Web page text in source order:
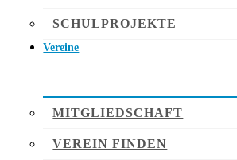
SCHULPROJEKTE
Vereine
MITGLIEDSCHAFT
VEREIN FINDEN